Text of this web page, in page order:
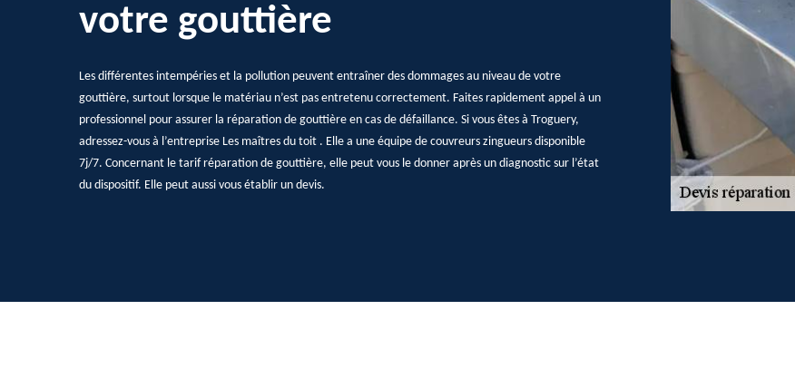
votre gouttière
Les différentes intempéries et la pollution peuvent entraîner des dommages au niveau de votre
gouttière, surtout lorsque le matériau n’est pas entretenu correctement. Faites rapidement appel à un
professionnel pour assurer la réparation de gouttière en cas de défaillance. Si vous êtes à Troguery,
adressez-vous à l’entreprise Les maîtres du toit . Elle a une équipe de couvreurs zingueurs disponible
7j/7. Concernant le tarif réparation de gouttière, elle peut vous le donner après un diagnostic sur l’état
du dispositif. Elle peut aussi vous établir un devis.